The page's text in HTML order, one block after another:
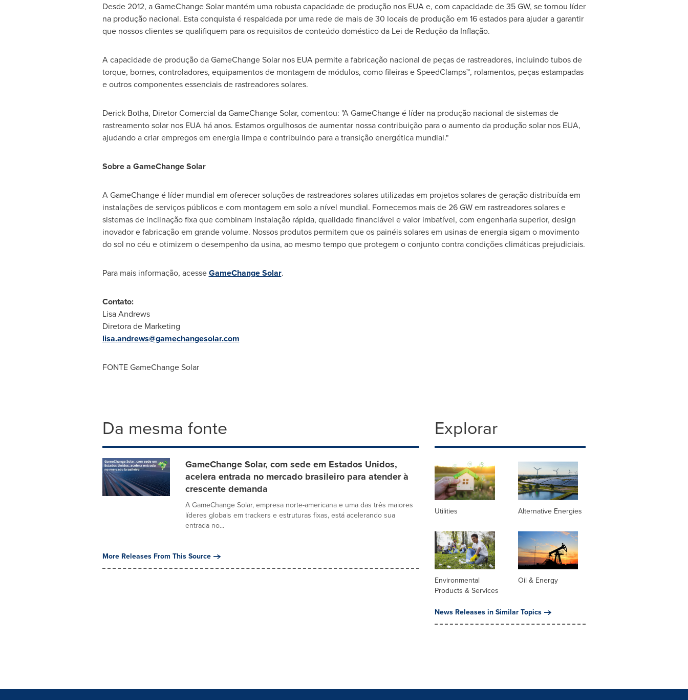
Desde 2012, a GameChange Solar mantém uma robusta capacidade de produção nos EUA e, com capacidade de 35 GW, se tornou líder
na produção nacional. Esta conquista é respaldada por uma rede de mais de 30 locais de produção em 16 estados para ajudar a garantir
que nossos clientes se qualifiquem para os requisitos de conteúdo doméstico da Lei de Redução da Inflação.
A capacidade de produção da GameChange Solar nos EUA permite a fabricação nacional de peças de rastreadores, incluindo tubos de
torque, bornes, controladores, equipamentos de montagem de módulos, como fileiras e SpeedClamps™, rolamentos, peças estampadas
e outros componentes essenciais de rastreadores solares.
Derick Botha, Diretor Comercial da GameChange Solar, comentou: "A GameChange é líder na produção nacional de sistemas de
rastreamento solar nos EUA há anos. Estamos orgulhosos de aumentar nossa contribuição para o aumento da produção solar nos EUA,
ajudando a criar empregos em energia limpa e contribuindo para a transição energética mundial."
Sobre a GameChange Solar
A GameChange é líder mundial em oferecer soluções de rastreadores solares utilizadas em projetos solares de geração distribuída em
instalações de serviços públicos e com montagem em solo a nível mundial. Fornecemos mais de 26 GW em rastreadores solares e
sistemas de inclinação fixa que combinam instalação rápida, qualidade financiável e valor imbatível, com engenharia superior, design
inovador e fabricação em grande volume. Nossos produtos permitem que os painéis solares em usinas de energia sigam o movimento
do sol no céu e otimizem o desempenho da usina, ao mesmo tempo que protegem o conjunto contra condições climáticas prejudiciais.
Para mais informação, acesseGameChange Solar.
Contato:
Lisa Andrews
Diretora de Marketing
lisa.andrews@gamechangesolar.com
FONTE GameChange Solar
Da mesma fonte
GameChange Solar, com sede em Estados Unidos,
acelera entrada no mercado brasileiro para atender à
crescente demanda
A GameChange Solar, empresa norte-americana e uma das três maiores
líderes globais em trackers e estruturas fixas, está acelerando sua
entrada no...
More Releases From This Source
Explorar
Utilities Alternative Energies
Environmental
Products & Services
Oil & Energy
News Releases in Similar Topics